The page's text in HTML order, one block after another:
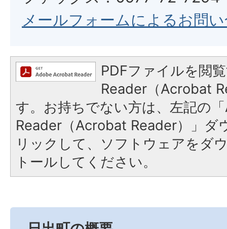
メールフォームによるお問
PDFファイルを閲
Reader（Acrobat
す。お持ちでない方は、左記の
Reader（Acrobat Reader）」ダ
リックして、ソフトウェアをダ
トールしてください。